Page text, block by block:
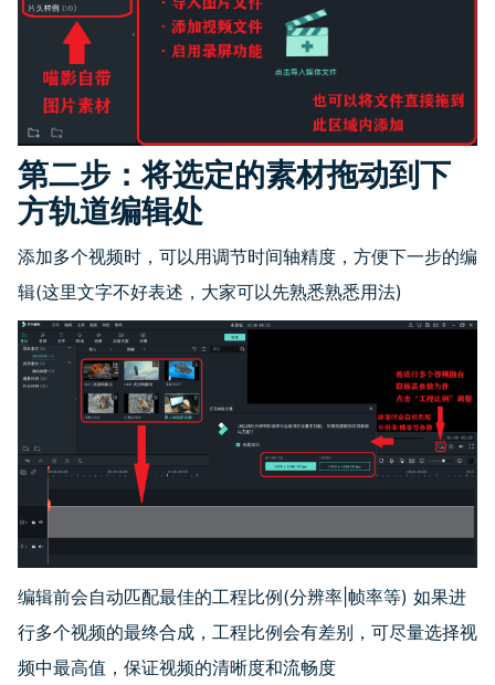
第二步：将选定的素材拖动到下
方轨道编辑处
添加多个视频时，可以用调节时间轴精度，方便下一步的编
辑(这里文字不好表述，大家可以先熟悉熟悉用法)
编辑前会自动匹配最佳的工程比例(分辨率|帧率等) 如果进
行多个视频的最终合成，工程比例会有差别，可尽量选择视
频中最高值，保证视频的清晰度和流畅度